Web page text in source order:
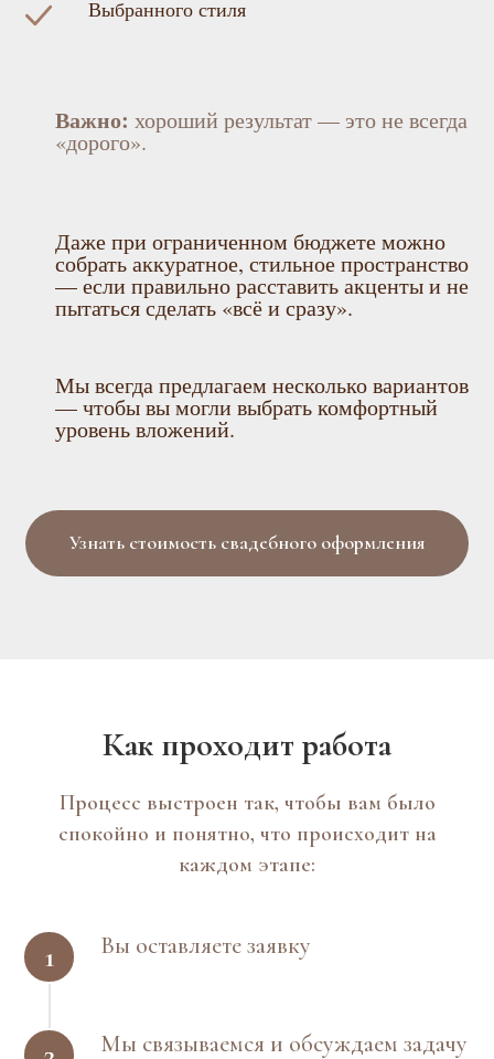
Выбранного стиля
Важно: хороший результат — это не всегда
«дорого».
Даже при ограниченном бюджете можно
собрать аккуратное, стильное пространство
— если правильно расставить акценты и не
пытаться сделать «всё и сразу».
Мы всегда предлагаем несколько вариантов
— чтобы вы могли выбрать комфортный
уровень вложений.
Узнать стоимость свадебного оформления
Как проходит работа
Процесс выстроен так, чтобы вам было
спокойно и понятно, что происходит на
каждом этапе:
Вы оставляете заявку
Мы связываемся и обсуждаем задачу